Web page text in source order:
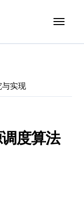
实现
度算法